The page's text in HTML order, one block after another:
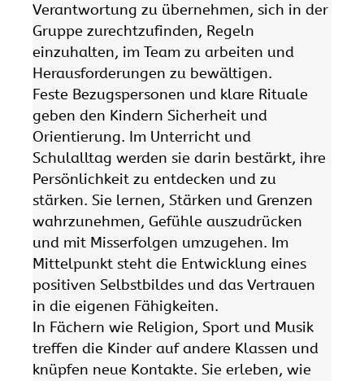
Verantwortung zu übernehmen, sich in der
Gruppe zurechtzufinden, Regeln
einzuhalten, im Team zu arbeiten und
Herausforderungen zu bewältigen.
Feste Bezugspersonen und klare Rituale
geben den Kindern Sicherheit und
Orientierung. Im Unterricht und
Schulalltag werden sie darin bestärkt, ihre
Persönlichkeit zu entdecken und zu
stärken. Sie lernen, Stärken und Grenzen
wahrzunehmen, Gefühle auszudrücken
und mit Misserfolgen umzugehen. Im
Mittelpunkt steht die Entwicklung eines
positiven Selbstbildes und das Vertrauen
in die eigenen Fähigkeiten.
In Fächern wie Religion, Sport und Musik
treffen die Kinder auf andere Klassen und
knüpfen neue Kontakte. Sie erleben, wie